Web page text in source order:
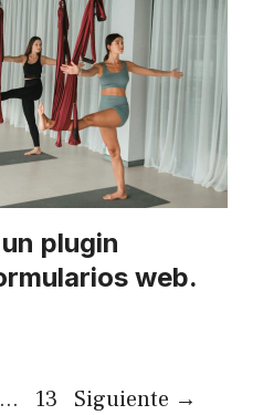
plugin
web.
… Página
13 Siguiente →